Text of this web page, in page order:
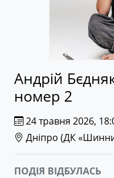
Андрій
номер 2
24 травня 2026,
Дніпро (ДК
ПОДІЯ ВІДБУЛАСЬ